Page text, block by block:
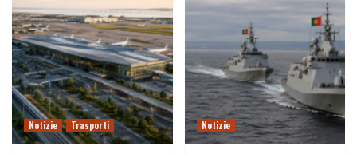
Notizie Trasporti Notizie